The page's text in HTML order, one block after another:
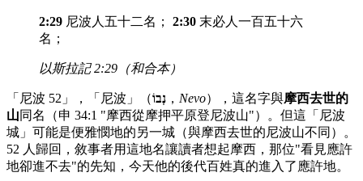
2:29 尼波人五十二名； 2:30 末必人一百五十六
名；
以斯拉記 2:29（和合本）
「尼波 52」，「尼波」（נְבוֹ ， Nevo），這名字與摩西去世的
山同名（申 34:1 "摩西從摩押平原登尼波山"）。但這「尼波
城」可能是便雅憫地的另一城（與摩西去世的尼波山不同）。
52 人歸回，敘事者用這地名讓讀者想起摩西，那位"看見應許
地卻進不去"的先知，今天他的後代百姓真的進入了應許地。